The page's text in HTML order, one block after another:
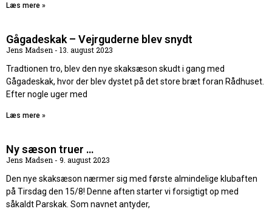
Læs mere »
Gågadeskak – Vejrguderne blev snydt
Jens Madsen
13. august 2023
Tradtionen tro, blev den nye skaksæson skudt i gang med
Gågadeskak, hvor der blev dystet på det store bræt foran Rådhuset.
Efter nogle uger med
Læs mere »
Ny sæson truer …
Jens Madsen
9. august 2023
Den nye skaksæson nærmer sig med første almindelige klubaften
på Tirsdag den 15/8! Denne aften starter vi forsigtigt op med
såkaldt Parskak. Som navnet antyder,